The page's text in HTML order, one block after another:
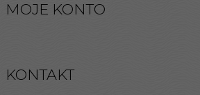
MOJE KONTO
KONTAKT